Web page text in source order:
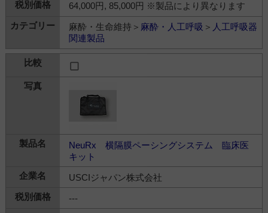
64,000円, 85,000円 ※製品により異なります
麻酔・生命維持＞ 麻酔・人工呼吸 ＞ 人工呼吸器
関連製品
NeuRx 横隔膜ペーシングシステム 臨床医
キット
USCIジャパン株式会社
---